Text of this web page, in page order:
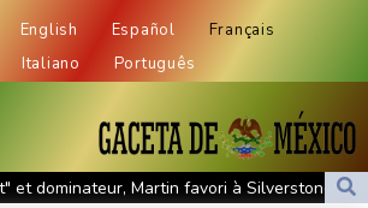
English Español
Français
Italiano
Português
et dominateur, Martin favori à Silverstone